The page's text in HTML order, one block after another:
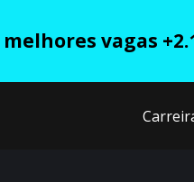
melhores vagas